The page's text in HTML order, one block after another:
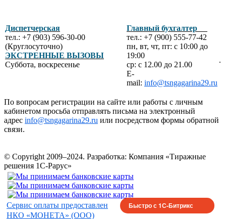
Диспетчерская
тел.: +7 (903) 596-30-00
(Круглосуточно)
ЭКСТРЕННЫЕ ВЫЗОВЫ
Суббота, воскресенье
Главный бухгалтер
тел.: +7 (900) 555-77-42
пн, вт, чт, пт: с 10:00 до
19:00
ср: с 12.00 до 21.00
E-
mail: info@tsngagarina29.ru
.
По вопросам регистрации на сайте или работы с личным
кабинетом просьба отправлять письма на электронный
адрес info@tsngagarina29.ru или посредством формы обратной
связи.
© Copyright 2009–2024. Разработка: Компания «Тиражные
решения 1С-Рарус»
Сервис оплаты предоставлен
НКО «МОНЕТА» (ООО)
Быстро с 1С-Битрикс